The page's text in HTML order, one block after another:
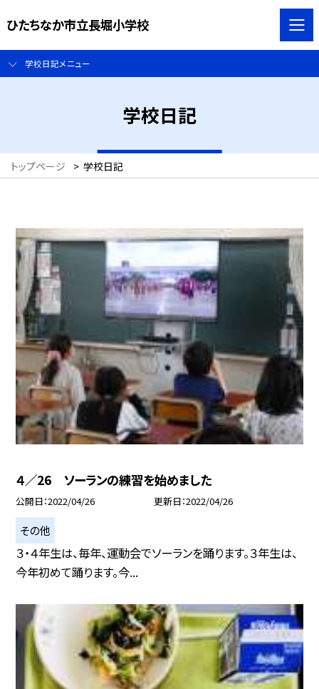
ひたちなか市立長堀小学校
学校日記メニュー
学校日記
トップページ > 学校日記
４／26 ソーランの練習を始めました
公開日 2022/04/26 更新日 2022/04/26
その他
３・４年生は、毎年、運動会でソーランを踊ります。３年生は、
今年初めて踊ります。今...